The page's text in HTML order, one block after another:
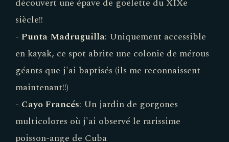
siècle!!
- Punta Madruguilla: Uniquement accessible
en kayak, ce spot abrite une colonie de mérous
géants que j'ai baptisés (ils me reconnaissent
maintenant!!)
- Cayo Francés: Un jardin de gorgones
multicolores où j'ai observé le rarissime
poisson-ange de Cuba